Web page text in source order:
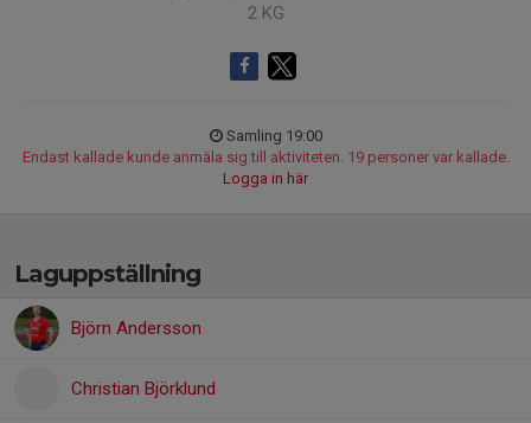
2 KG
Samling 19:00
Endast kallade kunde anmäla sig till aktiviteten. 19 personer var kallade.
Logga in här
Laguppställning
Björn Andersson
Christian Björklund